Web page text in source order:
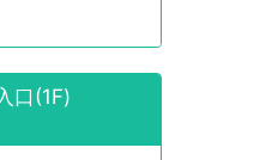
口(1F)